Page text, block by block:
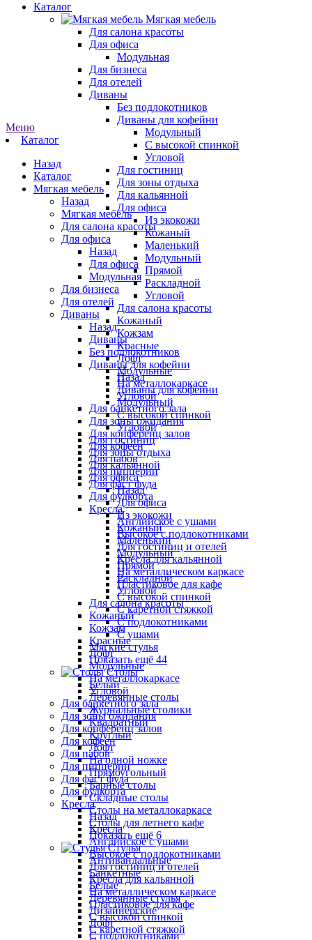
Каталог
Мягкая мебель
Для салона красоты
Для офиса
Модульная
Для бизнеса
Для отелей
Диваны
Без подлокотников
Диваны для кофейни
Модульный
С высокой спинкой
Угловой
Для гостиниц
Для зоны отдыха
Для кальянной
Для офиса
Из экокожи
Кожаный
Маленький
Модульный
Прямой
Раскладной
Угловой
Для салона красоты
Кожаный
Кожзам
Красные
Лофт
Модульные
На металлокаркасе
Угловой
Для банкетного зала
Для зоны ожидания
Для конференц залов
Для кофеен
Для пабов
Для пиццерии
Для фаст фуда
Для фудкорта
Кресла
Английское с ушами
Высокое с подлокотниками
Для гостиниц и отелей
Кресла для кальянной
На металлическом каркасе
Пластиковое для кафе
С высокой спинкой
С каретной стяжкой
С подлокотниками
С ушами
Мягкие стулья
Показать ещё 44
Столы
Белый
Деревянные столы
Журнальные столики
Квадратный
Круглый
Лофт
На одной ножке
Прямоугольный
Барные столы
Складные столы
Столы на металлокаркасе
Столы для летнего кафе
Показать ещё 6
Стулья
Антивандальные
Банкетные
Белые
Деревянные стулья
Дизайнерские
Лофт
С подлокотниками
Меню
Каталог
Назад
Каталог
Мягкая мебель
Назад
Мягкая мебель
Для салона красоты
Для офиса
Назад
Для офиса
Модульная
Для бизнеса
Для отелей
Диваны
Назад
Диваны
Без подлокотников
Диваны для кофейни
Назад
Диваны для кофейни
Модульный
С высокой спинкой
Угловой
Для гостиниц
Для зоны отдыха
Для кальянной
Для офиса
Назад
Для офиса
Из экокожи
Кожаный
Маленький
Модульный
Прямой
Раскладной
Угловой
Для салона красоты
Кожаный
Кожзам
Красные
Лофт
Модульные
На металлокаркасе
Угловой
Для банкетного зала
Для зоны ожидания
Для конференц залов
Для кофеен
Для пабов
Для пиццерии
Для фаст фуда
Для фудкорта
Кресла
Назад
Кресла
Английское с ушами
Высокое с подлокотниками
Для гостиниц и отелей
Кресла для кальянной
На металлическом каркасе
Пластиковое для кафе
С высокой спинкой
С каретной стяжкой